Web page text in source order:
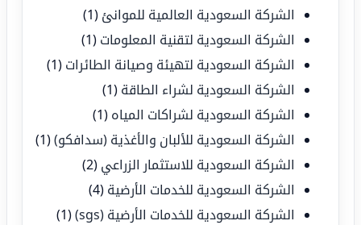
الشركة السعودية العالمية للموانئ (1)
الشركة السعودية لتقنية المعلومات (1)
الشركة السعودية لتهيئة وصيانة الطائرات (1)
الشركة السعودية لشراء الطاقة (1)
الشركة السعودية لشراكات المياه (1)
الشركة السعودية للألبان والأغذية (سدافكو)(1)
الشركة السعودية للاستثمار الزراعي (2)
الشركة السعودية للخدمات الأرضية (4)
الشركة السعودية للخدمات الأرضية (sgs)
(1)